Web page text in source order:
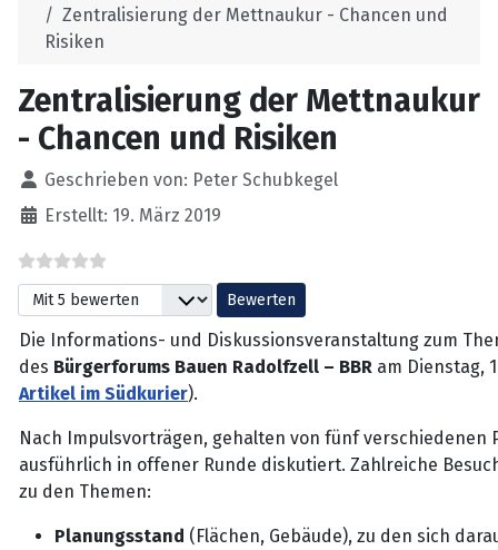
Zentralisierung der Mettnaukur - Chancen und
Risiken
Zentralisierung der Mettnaukur
- Chancen und Risiken
Details
Geschrieben von: Peter Schubkegel
Erstellt: 19. März 2019
Bitte bewerten
Die Informations- und Diskussionsveranstaltung zum
des Bürgerforums Bauen Radolfzell – BBR am Dienstag,
Artikel im Südkurier).
Nach Impulsvorträgen, gehalten von fünf verschiedenen
ausführlich in offener Runde diskutiert. Zahlreiche
zu den Themen:
Planungsstand (Flächen, Gebäude), zu den sich